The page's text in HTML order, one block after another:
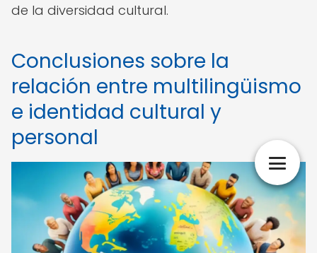
de la diversidad cultural.
Conclusiones sobre la
relación entre multilingüismo
e identidad cultural y
personal